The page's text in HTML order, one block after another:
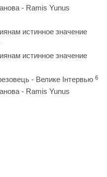
- Ramis Yunus
истинное значение
истинное значение
- Велике Інтервью 6
- Ramis Yunus